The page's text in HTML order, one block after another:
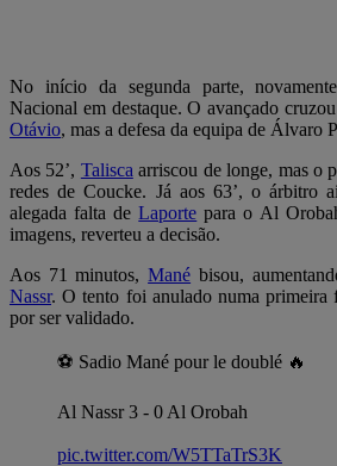
No início da segunda parte,
Nacional em destaque. O avançado
Otávio, mas a defesa da equipa de Álvaro
Aos 52’, Talisca arriscou de longe, mas o
redes de Coucke. Já aos 63’, o árbitro
alegada falta deLaporte para o Al
imagens, reverteu a decisão.
Aos 71 minutos,Mané bisou,
Nassr. O tento foi anulado numa primeira
por ser validado.
⚽️ Sadio Mané pour le doublé 🔥
Al Nassr 3 - 0 Al Orobah
pic.twitter.com/W5TTaTrS3K